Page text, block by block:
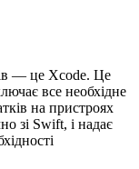
— це Xcode. Це
все необхідне
на пристроях
зі Swift, і надає